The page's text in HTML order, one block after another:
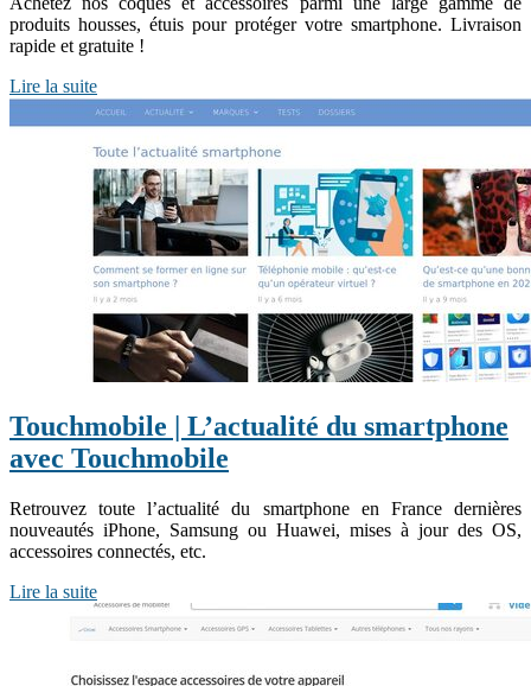
produits housses, étuis pour protéger votre smartphone. Livraison
rapide et gratuite !
Lire la suite
Touchmobile | L’actualité du smartphone
avec Touchmobile
Retrouvez toute l’actualité du smartphone en France dernières
nouveautés iPhone, Samsung ou Huawei, mises à jour des OS,
accessoires connectés, etc.
Lire la suite